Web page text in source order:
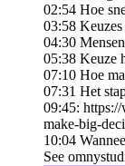
02:54 Hoe
03:58
04:30
05:38 Keuze
07:10 Hoe
07:31 Het
09:45:
make-big-
10:04
See